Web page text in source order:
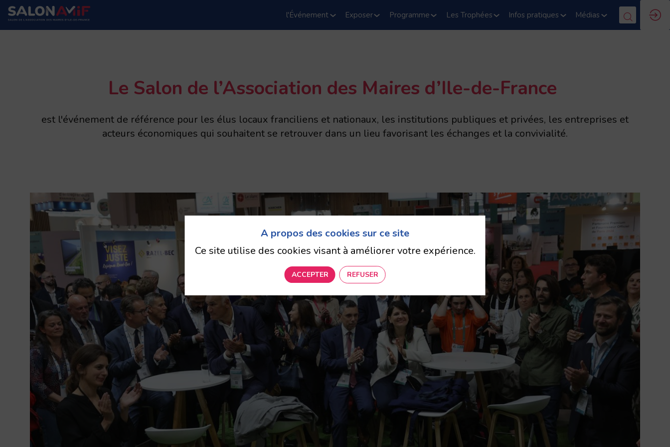
l'Événement Exposer Programme Les Trophées Infos pratiques Médias
Le Salon de l’Association des Maires d’Ile-de-France
est l'événement de référence pour les élus locaux franciliens et nationaux, les institutions publiques et privées, les entreprises et
acteurs économiques qui souhaitent se retrouver dans un lieu favorisant les échanges et la convivialité.
A propos des cookies sur ce site
Ce site utilise des cookies visant à améliorer votre expérience.
ACCEPTER REFUSER